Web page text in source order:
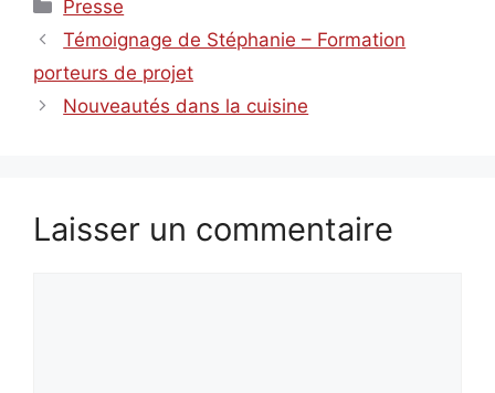
Presse
Témoignage de Stéphanie – Formation
porteurs de projet
Nouveautés dans la cuisine
Laisser un commentaire